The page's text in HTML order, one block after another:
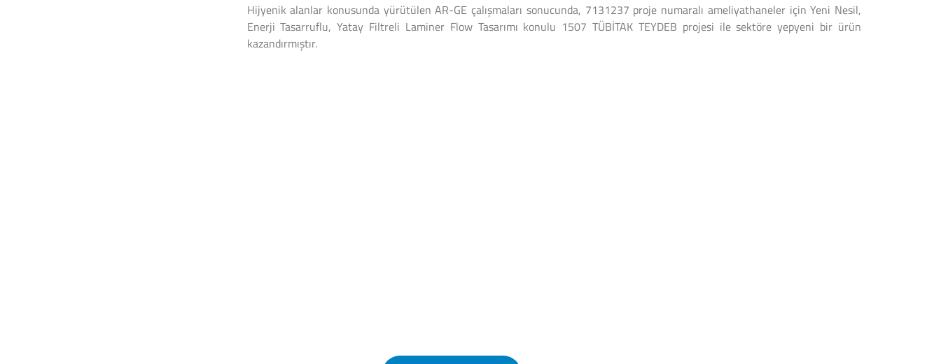
Hijyenik alanlar konusunda yürütülen AR-GE çalışmaları sonucunda, 7131237 proje numaralı ameliyathaneler için Yeni Nesil,
Enerji Tasarruflu, Yatay Filtreli Laminer Flow Tasarımı konulu 1507 TÜBİTAK TEYDEB projesi ile sektöre yepyeni bir ürün
kazandırmıştır.